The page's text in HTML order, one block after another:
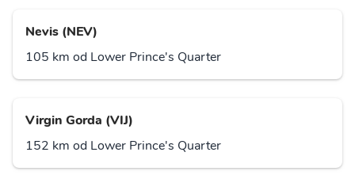
Nevis (NEV)
105 km od Lower Prince's Quarter
Virgin Gorda (VIJ)
152 km od Lower Prince's Quarter